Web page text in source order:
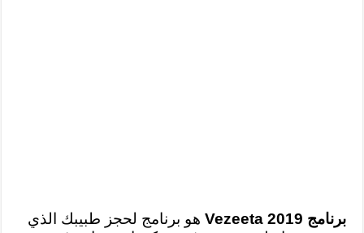
برنامج Vezeeta 2019
هو برنامج لحجز طبيبك الذي